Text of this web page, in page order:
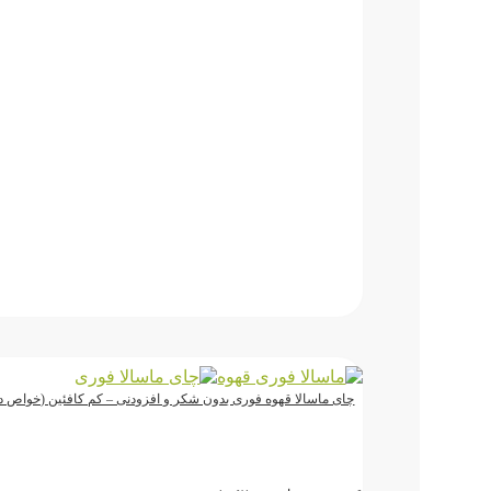
چای ماسالا قهوه فوری بدون شکر و افزودنی – کم کافئین (خواص